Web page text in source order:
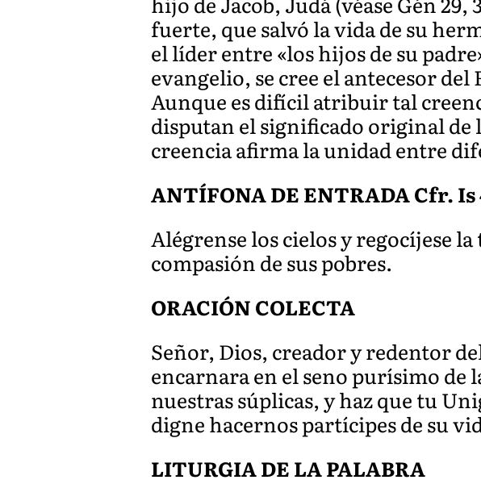
fuerte, que salvó la vida de su
el líder entre «los hijos de su
evangelio, se cree el antecesor del
Aunque es difícil atribuir tal
disputan el significado original de
creencia afirma la unidad entre
ANTÍFONA DE ENTRADA Cfr. Is
Alégrense los cielos y regocíjese
compasión de sus pobres.
ORACIÓN COLECTA
Señor, Dios, creador y redentor
encarnara en el seno purísimo
nuestras súplicas, y haz que tu
digne hacernos partícipes de su
LITURGIA DE LA PALABRA